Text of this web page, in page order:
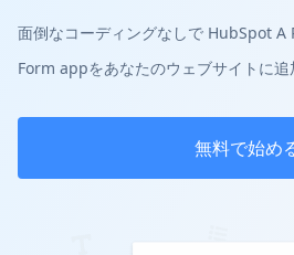
面倒なコーディングなしで HubSpot
Form appをあなたのウェブサイトに追
無料で始め